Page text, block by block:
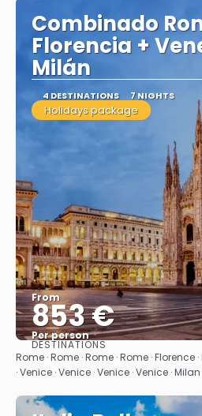
Combinado
Florencia +
Milán
4 DESTINATIONS 7 NIGHTS
Holidays package
From
853 €
Per person
See
DESTINATIONS
Rome · Rome · Rome · Rome · Florence
· Venice · Venice · Venice · Venice ·